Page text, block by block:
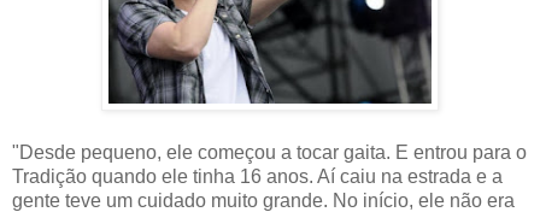
"Desde pequeno, ele começou a tocar gaita. E entrou para o
Tradição quando ele tinha 16 anos. Aí caiu na estrada e a
gente teve um cuidado muito grande. No início, ele não era